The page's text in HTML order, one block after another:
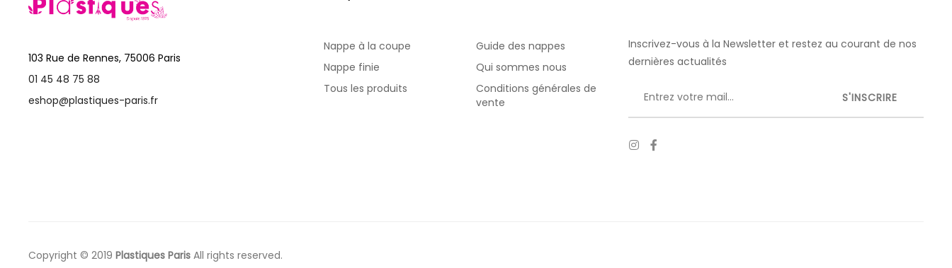
103 Rue de Rennes, 75006 Paris
01 45 48 75 88
eshop@plastiques-paris.fr
Nappe à la coupe
Nappe finie
Tous les produits
Guide des nappes
Qui sommes nous
Conditions générales de
vente
Inscrivez-vous à la Newsletter et restez au courant de nos
dernières actualités
Copyright © 2019 Plastiques Paris All rights reserved.